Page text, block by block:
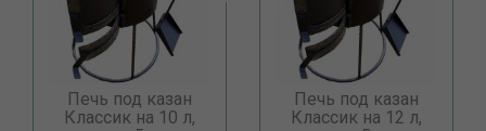
Печь под казан
Классик на 10 л,
Печь под казан
Классик на 12 л,